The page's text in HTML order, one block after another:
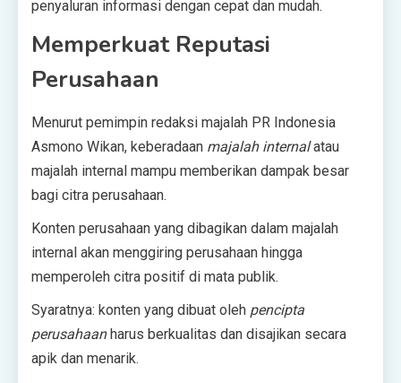
penyaluran informasi dengan cepat dan mudah.
Memperkuat Reputasi
Perusahaan
Menurut pemimpin redaksi majalah PR Indonesia
Asmono Wikan, keberadaan majalah internalatau
majalah internal mampu memberikan dampak besar
bagi citra perusahaan.
Konten perusahaan yang dibagikan dalam majalah
internal akan menggiring perusahaan hingga
memperoleh citra positif di mata publik.
Syaratnya: konten yang dibuat oleh pencipta
perusahaanharus berkualitas dan disajikan secara
apik dan menarik.